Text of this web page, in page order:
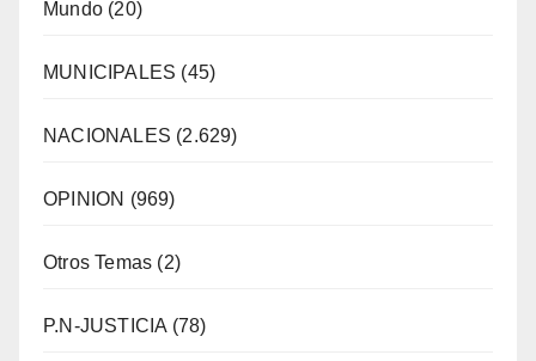
Mundo (20)
MUNICIPALES (45)
NACIONALES (2.629)
OPINION (969)
Otros Temas (2)
P.N-JUSTICIA(78)